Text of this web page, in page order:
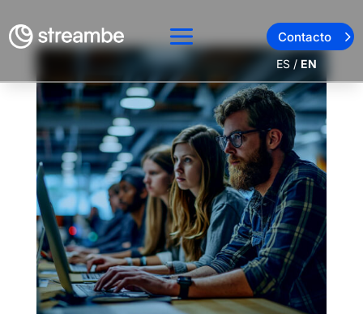
Contacto
ES/ EN